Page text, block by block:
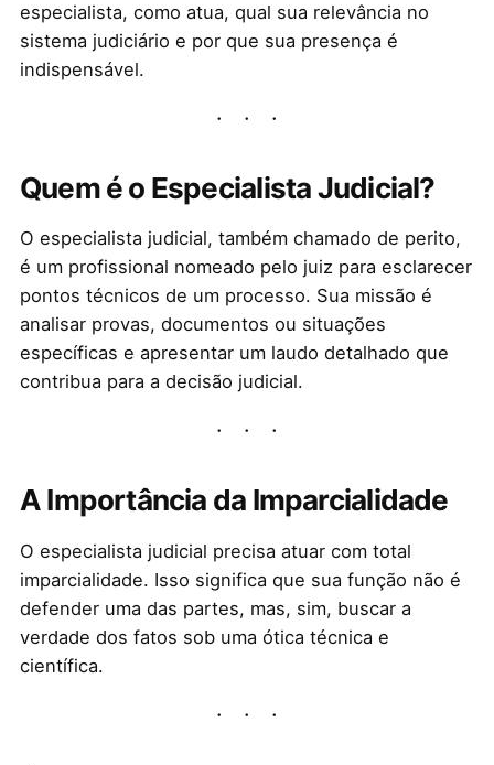
especialista, como atua, qual sua relevância no
sistema judiciário e por que sua presença é
indispensável.
Quem é o Especialista Judicial?
O especialista judicial, também chamado de perito,
é um profissional nomeado pelo juiz para esclarecer
pontos técnicos de um processo. Sua missão é
analisar provas, documentos ou situações
específicas e apresentar um laudo detalhado que
contribua para a decisão judicial.
A Importância da Imparcialidade
O especialista judicial precisa atuar com total
imparcialidade. Isso significa que sua função não é
defender uma das partes, mas, sim, buscar a
verdade dos fatos sob uma ótica técnica e
científica.